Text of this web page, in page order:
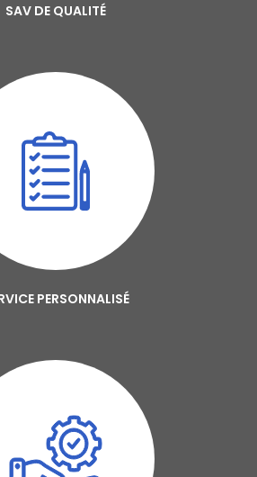
SAV DE QUALITÉ
PERSONNALISÉ